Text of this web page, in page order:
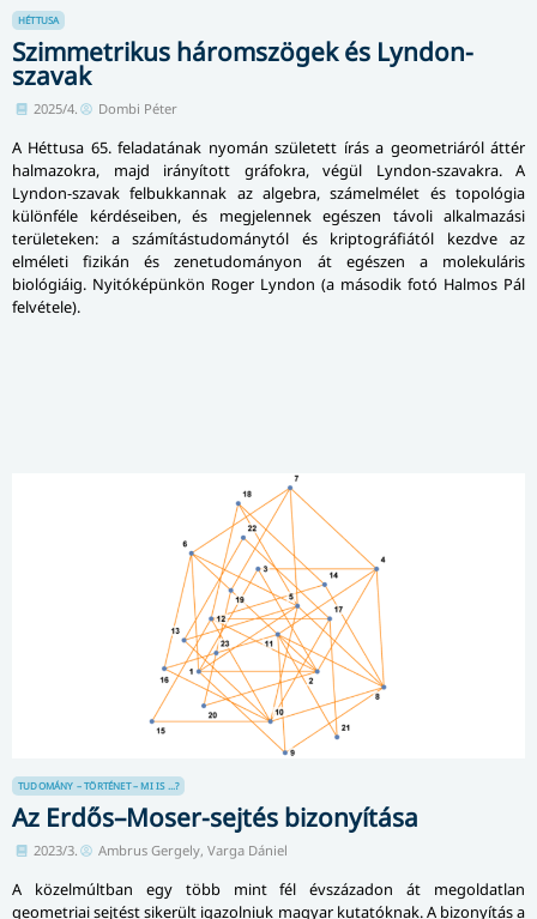
HÉTTUSA
Szimmetrikus háromszögek és Lyndon-
szavak
2025/4. Dombi Péter
A Héttusa 65. feladatának nyomán született írás a geometriáról áttér
halmazokra, majd irányított gráfokra, végül Lyndon-szavakra. A
Lyndon-szavak felbukkannak az algebra, számelmélet és topológia
különféle kérdéseiben, és megjelennek egészen távoli alkalmazási
területeken: a számítástudománytól és kriptográfiától kezdve az
elméleti fizikán és zenetudományon át egészen a molekuláris
biológiáig. Nyitóképünkön Roger Lyndon (a második fotó Halmos Pál
felvétele).
TUDOMÁNY – TÖRTÉNET – MI IS ...?
Az Erdős–Moser-sejtés bizonyítása
2023/3. Ambrus Gergely, Varga Dániel
A közelmúltban egy több mint fél évszázadon át megoldatlan
geometriai sejtést sikerült igazolniuk magyar kutatóknak. A bizonyítás a